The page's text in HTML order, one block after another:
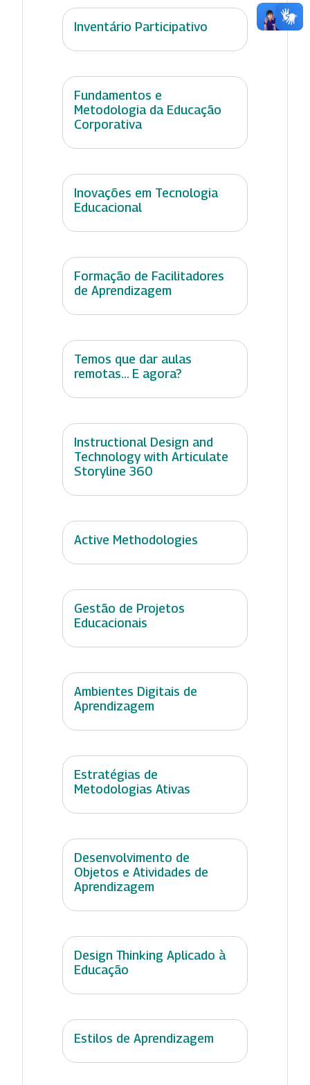
Inventário Participativo
Fundamentos e
Metodologia da Educação
Corporativa
Inovações em Tecnologia
Educacional
Formação de Facilitadores
de Aprendizagem
Temos que dar aulas
remotas... E agora?
Instructional Design and
Technology with Articulate
Storyline 360
Active Methodologies
Gestão de Projetos
Educacionais
Ambientes Digitais de
Aprendizagem
Estratégias de
Metodologias Ativas
Desenvolvimento de
Objetos e Atividades de
Aprendizagem
Design Thinking Aplicado à
Educação
Estilos de Aprendizagem